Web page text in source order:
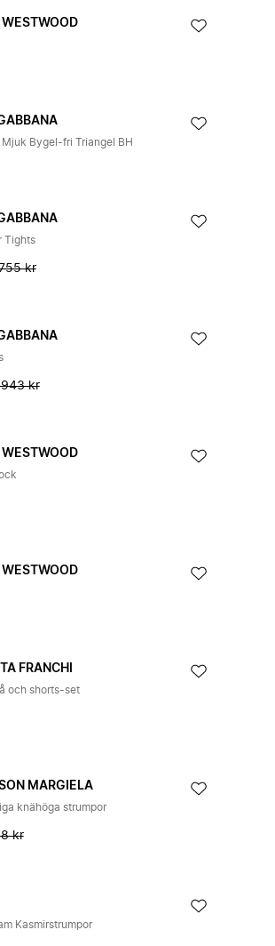
Mjuk Bygel-fri Triangel BH
Tights
kr
kr
FRANCHI
och shorts-set
MARGIELA
knähöga strumpor
kr
Kasmirstrumpor